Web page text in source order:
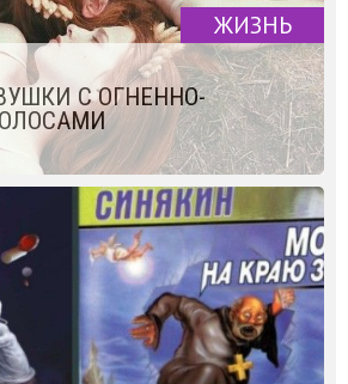
ЖИЗНЬ
С ОГНЕННО-